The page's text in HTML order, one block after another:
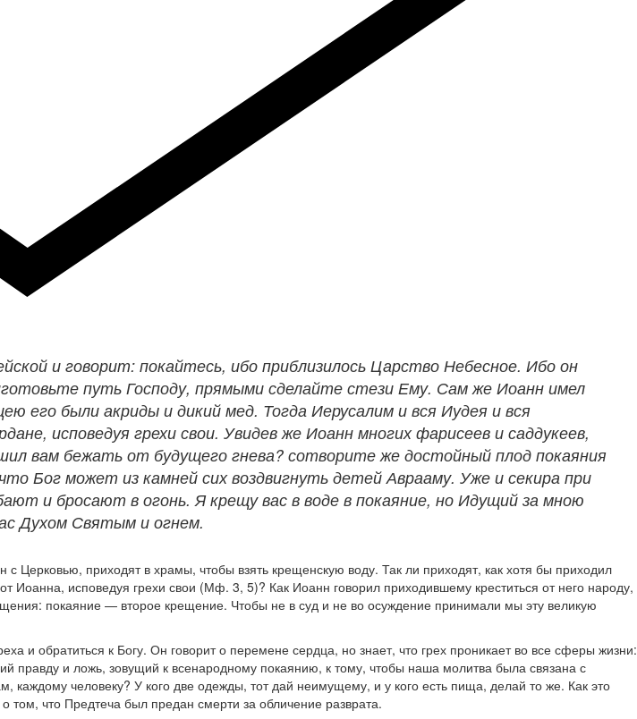
и говорит: покайтесь, ибо приблизилось Царство Небесное. Ибо он
путь Господу, прямыми сделайте стези Ему. Сам же Иоанн имел
его были акриды и дикий мед. Тогда Иерусалим и вся Иудея и вся
исповедуя грехи свои. Увидев же Иоанн многих фарисеев и саддукеев,
вам бежать от будущего гнева? сотворите же достойный плод покаяния
Бог может из камней сих воздвигнуть детей Аврааму. Уже и секира при
и бросают в огонь. Я крещу вас в воде в покаяние, но Идущий за мною
Духом Святым и огнем.
с Церковью, приходят в храмы, чтобы взять крещенскую воду. Так ли приходят, как хотя бы приходил
исповедуя грехи свои (Мф. 3, 5)? Как Иоанн говорил приходившему креститься от него народу,
покаяние — второе крещение. Чтобы не в суд и не во осуждение принимали мы эту великую
и обратиться к Богу. Он говорит о перемене сердца, но знает, что грех проникает во все сферы жизни:
правду и ложь, зовущий к всенародному покаянию, к тому, чтобы наша молитва была связана с
человеку? У кого две одежды, тот дай неимущему, и у кого есть пища, делай то же. Как это
том, что Предтеча был предан смерти за обличение разврата.